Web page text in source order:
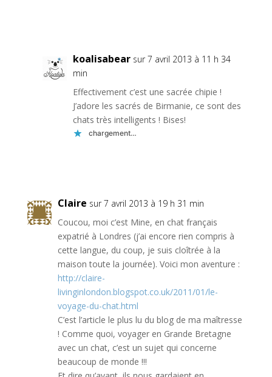
koalisabear sur 7 avril 2013 à 11 h 34
min
Effectivement c’est une sacrée chipie !
J’adore les sacrés de Birmanie, ce sont des
chats très intelligents ! Bises!
chargement…
Claire sur 7 avril 2013 à 19 h 31 min
Coucou, moi c’est Mine, en chat français
expatrié à Londres (j’ai encore rien compris à
cette langue, du coup, je suis cloîtrée à la
maison toute la journée). Voici mon aventure :
http://claire-
livinginlondon.blogspot.co.uk/2011/01/le-
voyage-du-chat.html
C’est l’article le plus lu du blog de ma maîtresse
! Comme quoi, voyager en Grande Bretagne
avec un chat, c’est un sujet qui concerne
beaucoup de monde !!!